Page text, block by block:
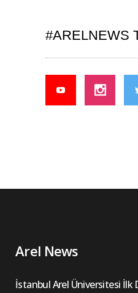
#ARELNEWS
Arel News
İstanbul Arel Üniversitesi İlk